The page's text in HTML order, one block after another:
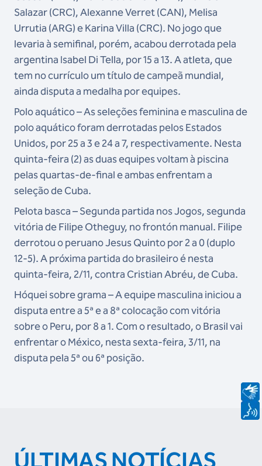
Salazar (CRC), Alexanne Verret (CAN), Melisa
Urrutia (ARG) e Karina Villa (CRC). No jogo que
levaria à semifinal, porém, acabou derrotada pela
argentina Isabel Di Tella, por 15 a 13. A atleta, que
tem no currículo um título de campeã mundial,
ainda disputa a medalha por equipes.
Polo aquático – As seleções feminina e masculina de
polo aquático foram derrotadas pelos Estados
Unidos, por 25 a 3 e 24 a 7, respectivamente. Nesta
quinta-feira (2) as duas equipes voltam à piscina
pelas quartas-de-final e ambas enfrentam a
seleção de Cuba.
Pelota basca – Segunda partida nos Jogos, segunda
vitória de Filipe Otheguy, no frontón manual. Filipe
derrotou o peruano Jesus Quinto por 2 a 0 (duplo
12-5). A próxima partida do brasileiro é nesta
quinta-feira, 2/11, contra Cristian Abréu, de Cuba.
Hóquei sobre grama – A equipe masculina iniciou a
disputa entre a 5ª e a 8ª colocação com vitória
sobre o Peru, por 8 a 1. Com o resultado, o Brasil vai
enfrentar o México, nesta sexta-feira, 3/11, na
disputa pela 5ª ou 6ª posição.
ÚLTIMAS NOTÍCIAS